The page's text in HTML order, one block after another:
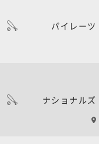
パイレーツ
ナショナルズ